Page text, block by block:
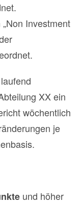
Investment
XX ein
wöchentlich
je
und höher